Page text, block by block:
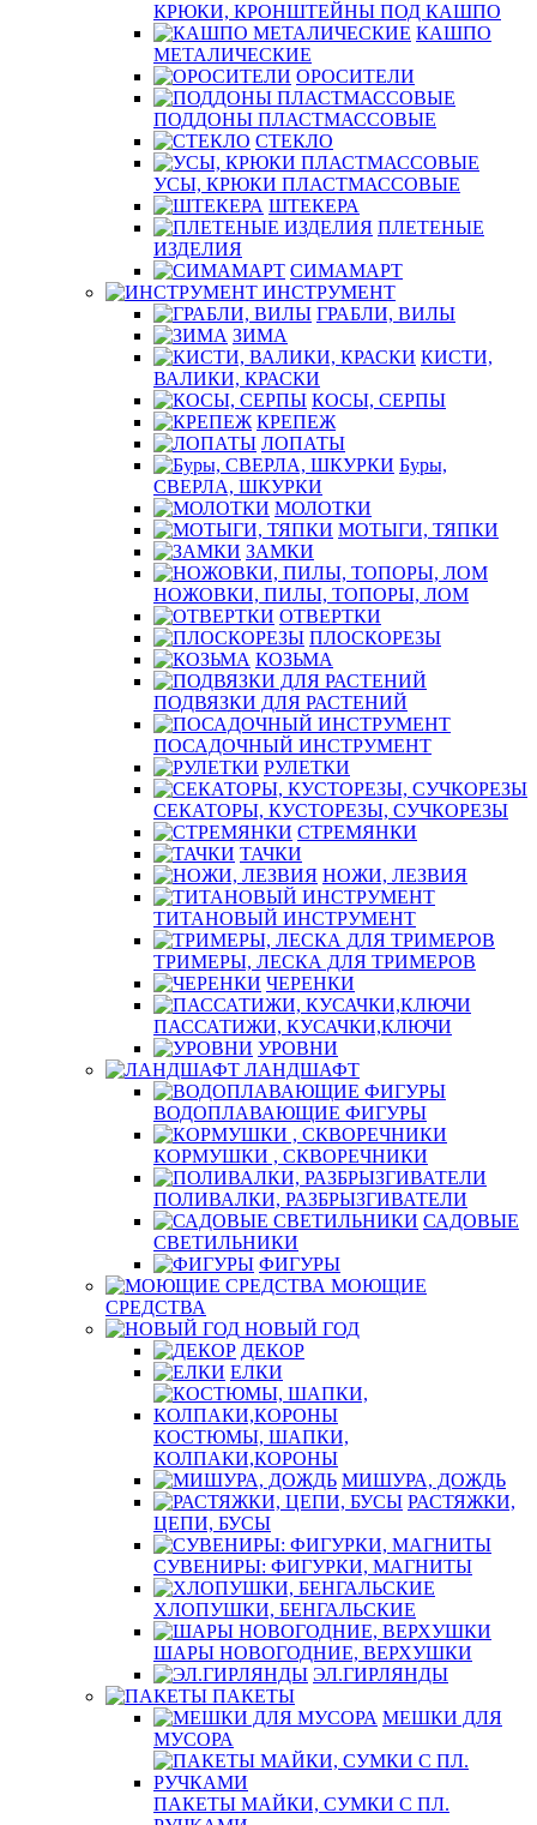
КРЮКИ, КРОНШТЕЙНЫ ПОД КАШПО
КАШПО
МЕТАЛИЧЕСКИЕ
ОРОСИТЕЛИ
ПОДДОНЫ ПЛАСТМАССОВЫЕ
СТЕКЛО
УСЫ, КРЮКИ ПЛАСТМАССОВЫЕ
ШТЕКЕРА
ПЛЕТЕНЫЕ
ИЗДЕЛИЯ
СИМАМАРТ
ИНСТРУМЕНТ
ГРАБЛИ, ВИЛЫ
ЗИМА
КИСТИ,
ВАЛИКИ, КРАСКИ
КОСЫ, СЕРПЫ
КРЕПЕЖ
ЛОПАТЫ
Буры,
СВЕРЛА, ШКУРКИ
МОЛОТКИ
МОТЫГИ, ТЯПКИ
ЗАМКИ
НОЖОВКИ, ПИЛЫ, ТОПОРЫ, ЛОМ
ОТВЕРТКИ
ПЛОСКОРЕЗЫ
КОЗЬМА
ПОДВЯЗКИ ДЛЯ РАСТЕНИЙ
ПОСАДОЧНЫЙ ИНСТРУМЕНТ
РУЛЕТКИ
СЕКАТОРЫ, КУСТОРЕЗЫ, СУЧКОРЕЗЫ
СТРЕМЯНКИ
ТАЧКИ
НОЖИ, ЛЕЗВИЯ
ТИТАНОВЫЙ ИНСТРУМЕНТ
ТРИМЕРЫ, ЛЕСКА ДЛЯ ТРИМЕРОВ
ЧЕРЕНКИ
ПАССАТИЖИ, КУСАЧКИ,КЛЮЧИ
УРОВНИ
ЛАНДШАФТ
ВОДОПЛАВАЮЩИЕ ФИГУРЫ
КОРМУШКИ , СКВОРЕЧНИКИ
ПОЛИВАЛКИ, РАЗБРЫЗГИВАТЕЛИ
САДОВЫЕ
СВЕТИЛЬНИКИ
ФИГУРЫ
МОЮЩИЕ
СРЕДСТВА
НОВЫЙ ГОД
ДЕКОР
ЕЛКИ
КОСТЮМЫ, ШАПКИ,
КОЛПАКИ,КОРОНЫ
МИШУРА, ДОЖДЬ
РАСТЯЖКИ,
ЦЕПИ, БУСЫ
СУВЕНИРЫ: ФИГУРКИ, МАГНИТЫ
ХЛОПУШКИ, БЕНГАЛЬСКИЕ
ШАРЫ НОВОГОДНИЕ, ВЕРХУШКИ
ЭЛ.ГИРЛЯНДЫ
ПАКЕТЫ
МЕШКИ ДЛЯ
МУСОРА
ПАКЕТЫ МАЙКИ, СУМКИ С ПЛ.